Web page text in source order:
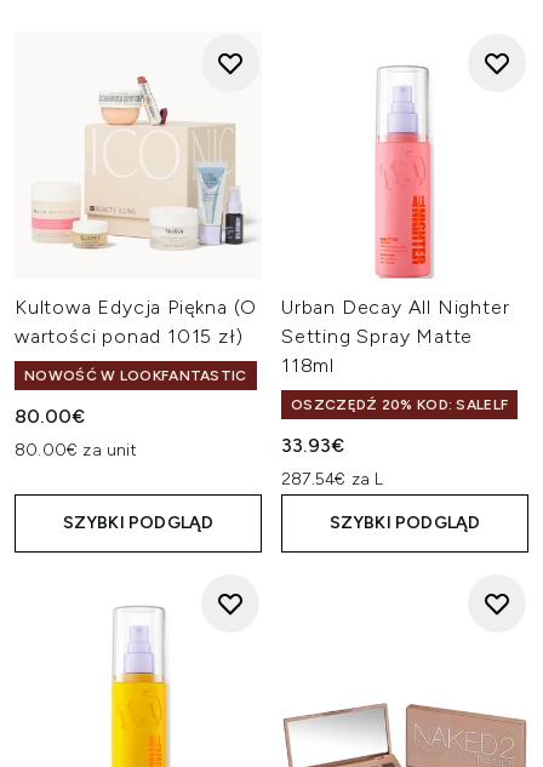
Kultowa Edycja Piękna (O
wartości ponad 1015 zł)
NOWOŚĆ W LOOKFANTASTIC
80.00€
80.00€ za unit
SZYBKI PODGLĄD
Urban Decay All Nighter
Setting Spray Matte
118ml
OSZCZĘDŹ 20% KOD: SALELF
33.93€
287.54€ za L
SZYBKI PODGLĄD